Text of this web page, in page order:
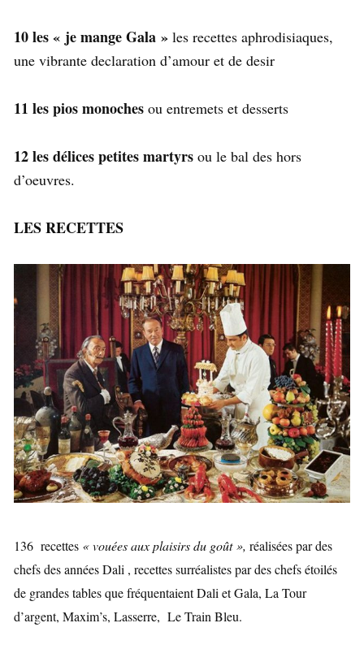
10 les « je mange Gala » les recettes aphrodisiaques,
une vibrante declaration d’amour et de desir
11 les pios monoches ou entremets et desserts
12 les délices petites martyrs ou le bal des hors
d’oeuvres.
LES RECETTES
136 recettes « vouées aux plaisirs du goût », réalisées par des
chefs des années Dali , recettes surréalistes par des chefs étoilés
de grandes tables que fréquentaient Dali et Gala, La Tour
d’argent, Maxim’s, Lasserre, Le Train Bleu.